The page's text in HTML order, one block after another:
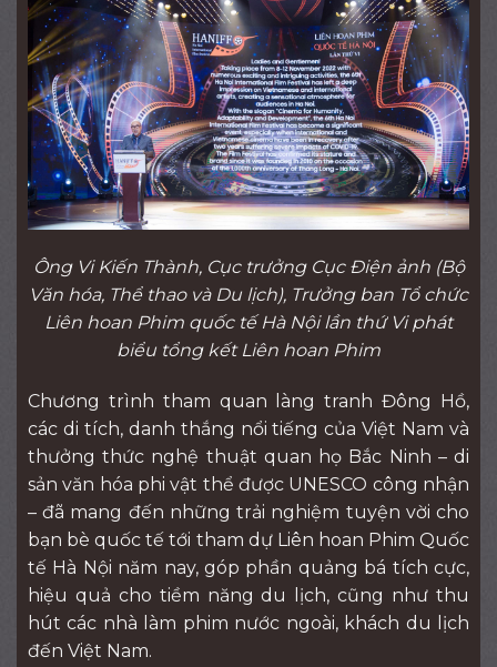
Ông Vi Kiến Thành, Cục trưởng Cục Điện ảnh (Bộ
Văn hóa, Thể thao và Du lịch), Trưởng ban Tổ chức
Liên hoan Phim quốc tế Hà Nội lần thứ Vi phát
biểu tổng kết Liên hoan Phim
Chương trình tham quan làng tranh Đông Hồ,
các di tích, danh thắng nổi tiếng của Việt Nam và
thưởng thức nghệ thuật quan họ Bắc Ninh – di
sản văn hóa phi vật thể được UNESCO công nhận
– đã mang đến những trải nghiệm tuyện vời cho
bạn bè quốc tế tới tham dự Liên hoan Phim Quốc
tế Hà Nội năm nay, góp phần quảng bá tích cực,
hiệu quả cho tiềm năng du lịch, cũng như thu
hút các nhà làm phim nước ngoài, khách du lịch
đến Việt Nam.